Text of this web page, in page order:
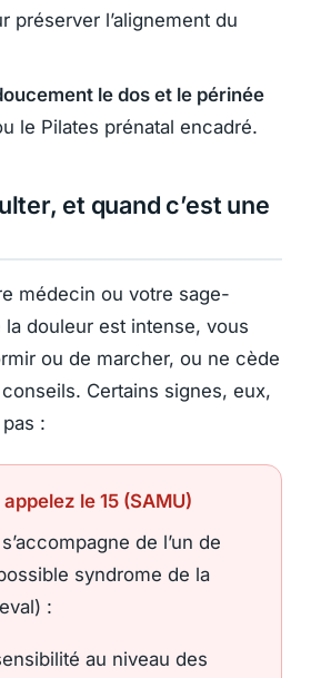
préserver l’alignement du
le dos et le périnée
le Pilates prénatal encadré.
et quand c’est une
médecin ou votre sage-
douleur est intense, vous
ou de marcher, ou ne cède
Certains signes, eux,
:
le 15 (SAMU)
de l’un de
syndrome de la
:
au niveau des